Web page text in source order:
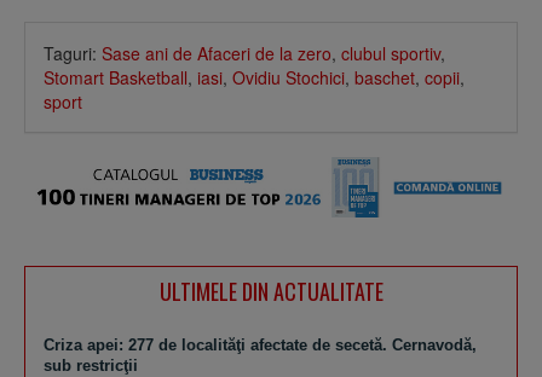
Taguri: Sase ani de Afaceri de la zero, clubul sportiv,
Stomart Basketball, iasi, Ovidiu Stochici, baschet, copii,
sport
ULTIMELE DIN ACTUALITATE
Criza apei: 277 de localităţi afectate de secetă. Cernavodă,
sub restricţii